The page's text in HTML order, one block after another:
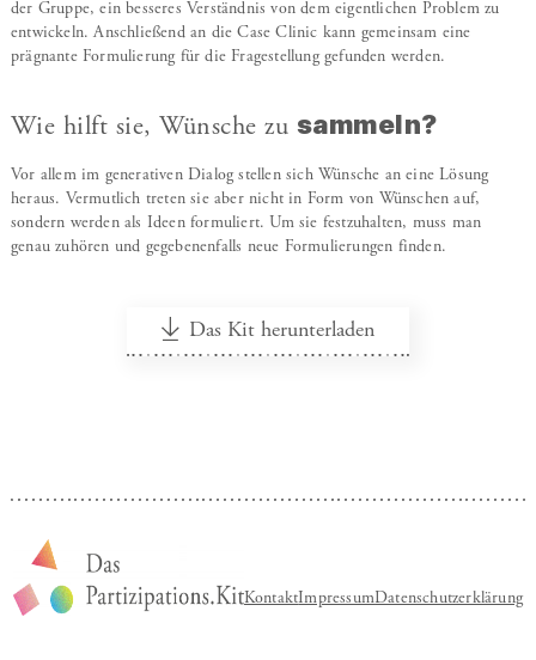
der Gruppe, ein besseres Verständnis von dem eigentlichen Problem zu
entwickeln. Anschließend an die Case Clinic kann gemeinsam eine
prägnante Formulierung für die Fragestellung gefunden werden.
Wie hilft sie, Wünsche zu sammeln?
Vor allem im generativen Dialog stellen sich Wünsche an eine Lösung
heraus. Vermutlich treten sie aber nicht in Form von Wünschen auf,
sondern werden als Ideen formuliert. Um sie festzuhalten, muss man
genau zuhören und gegebenenfalls neue Formulierungen finden.
Das Kit herunterladen
KontaktImpressumDatenschutzerklärung